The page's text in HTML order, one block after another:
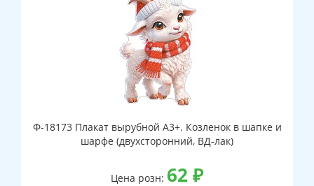
Ф-18173 Плакат вырубной А3+. Козленок в шапке и
шарфе (двухсторонний, ВД-лак)
Цена розн: 62 ₽